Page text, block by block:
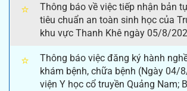
⭐
Thông báo về việc tiếp nhận bản
tiêu chuẩn an toàn sinh học của
khu vực Thanh Khê ngày 05/8/
⭐
Thông báo việc đăng ký hành
khám bệnh, chữa bệnh (Ngày 04/
viện Y học cổ truyền Quảng Nam;